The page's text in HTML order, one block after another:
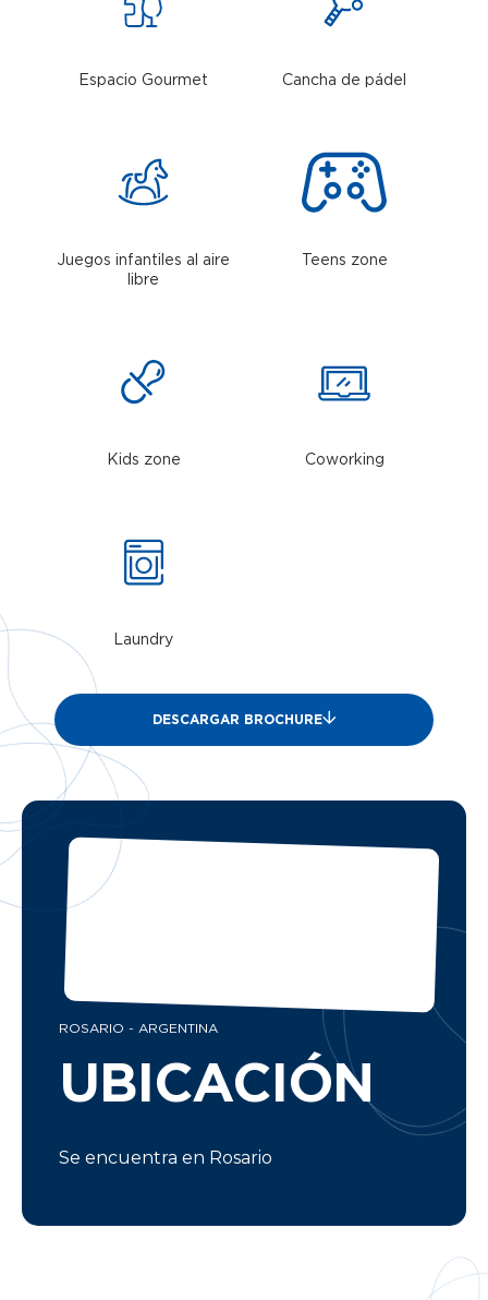
Espacio Gourmet Cancha de pádel
Juegos infantiles al aire
libre
Teens zone
Kids zone Coworking
Laundry
DESCARGAR BROCHURE
ROSARIO - ARGENTINA
UBICACIÓN
Se encuentra en Rosario